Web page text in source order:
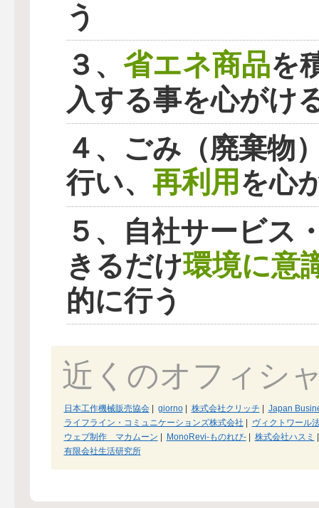
う
３、 省エネ商品を
入する事を心がけ
４、ごみ（廃棄物
行い、 再利用を心
５、自社サービス
きるだけ環境に意
的に行う
近くのオフィシ
日本工作機械販売協会| giorno| 株式会社クリッチ
Japan
ライフライン・コミュニケーションズ株式会社
ヴィクトワール
ウェブ制作 マカムーン
MonoRevi-ものれび-| 株式会社ハスミ
有限会社生活研究所